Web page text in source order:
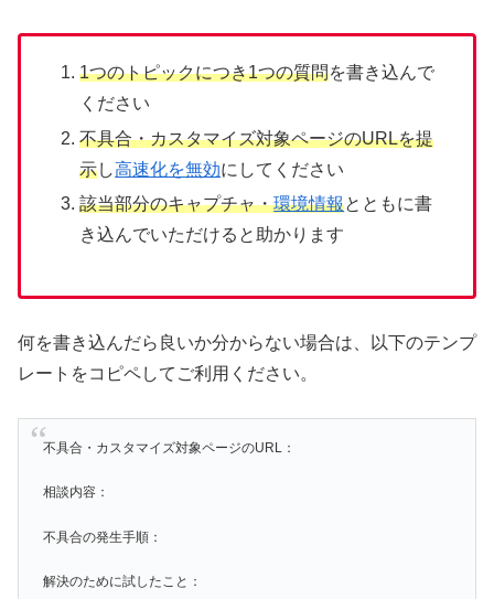
1つのトピックにつき1つの質問を書き込んで
ください
不具合・カスタマイズ対象ページのURLを提
示し高速化を無効にしてください
該当部分のキャプチャ・環境情報とともに書
き込んでいただけると助かります
何を書き込んだら良いか分からない場合は、以下のテンプ
レートをコピペしてご利用ください。
不具合・カスタマイズ対象ページのURL：
相談内容：
不具合の発生手順：
解決のために試したこと：